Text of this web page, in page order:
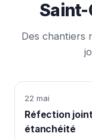
Saint-
Des chantiers
22 mai
Réfection
étanchéité